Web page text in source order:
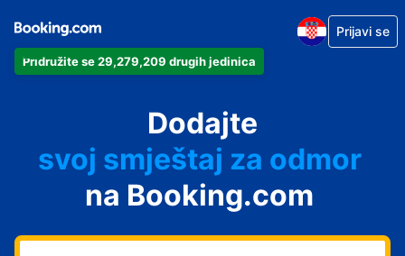
Pridružite se 29,279,209 drugih jedinica
Prijavi se
Dodajte
svoj apartman
svoj hotel
svoj smještaj za odmor
svoj privatni smještaj
svoj smještaj s doručkom
na Booking.com